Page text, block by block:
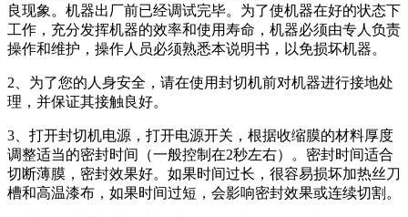
良现象。机器出厂前已经调试完毕。为了使机器在好的状态下
工作，充分发挥机器的效率和使用寿命，机器必须由专人负责
操作和维护，操作人员必须熟悉本说明书，以免损坏机器。
2、为了您的人身安全，请在使用封切机前对机器进行接地处
理，并保证其接触良好。
3、打开封切机电源，打开电源开关，根据收缩膜的材料厚度
调整适当的密封时间（一般控制在2秒左右）。密封时间适合
切断薄膜，密封效果好。如果时间过长，很容易损坏加热丝刀
槽和高温漆布，如果时间过短，会影响密封效果或连续切割。